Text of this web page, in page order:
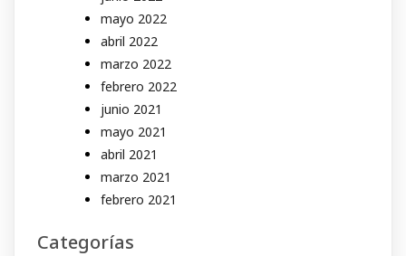
mayo 2022
abril 2022
marzo 2022
febrero 2022
junio 2021
mayo 2021
abril 2021
marzo 2021
febrero 2021
Categorías